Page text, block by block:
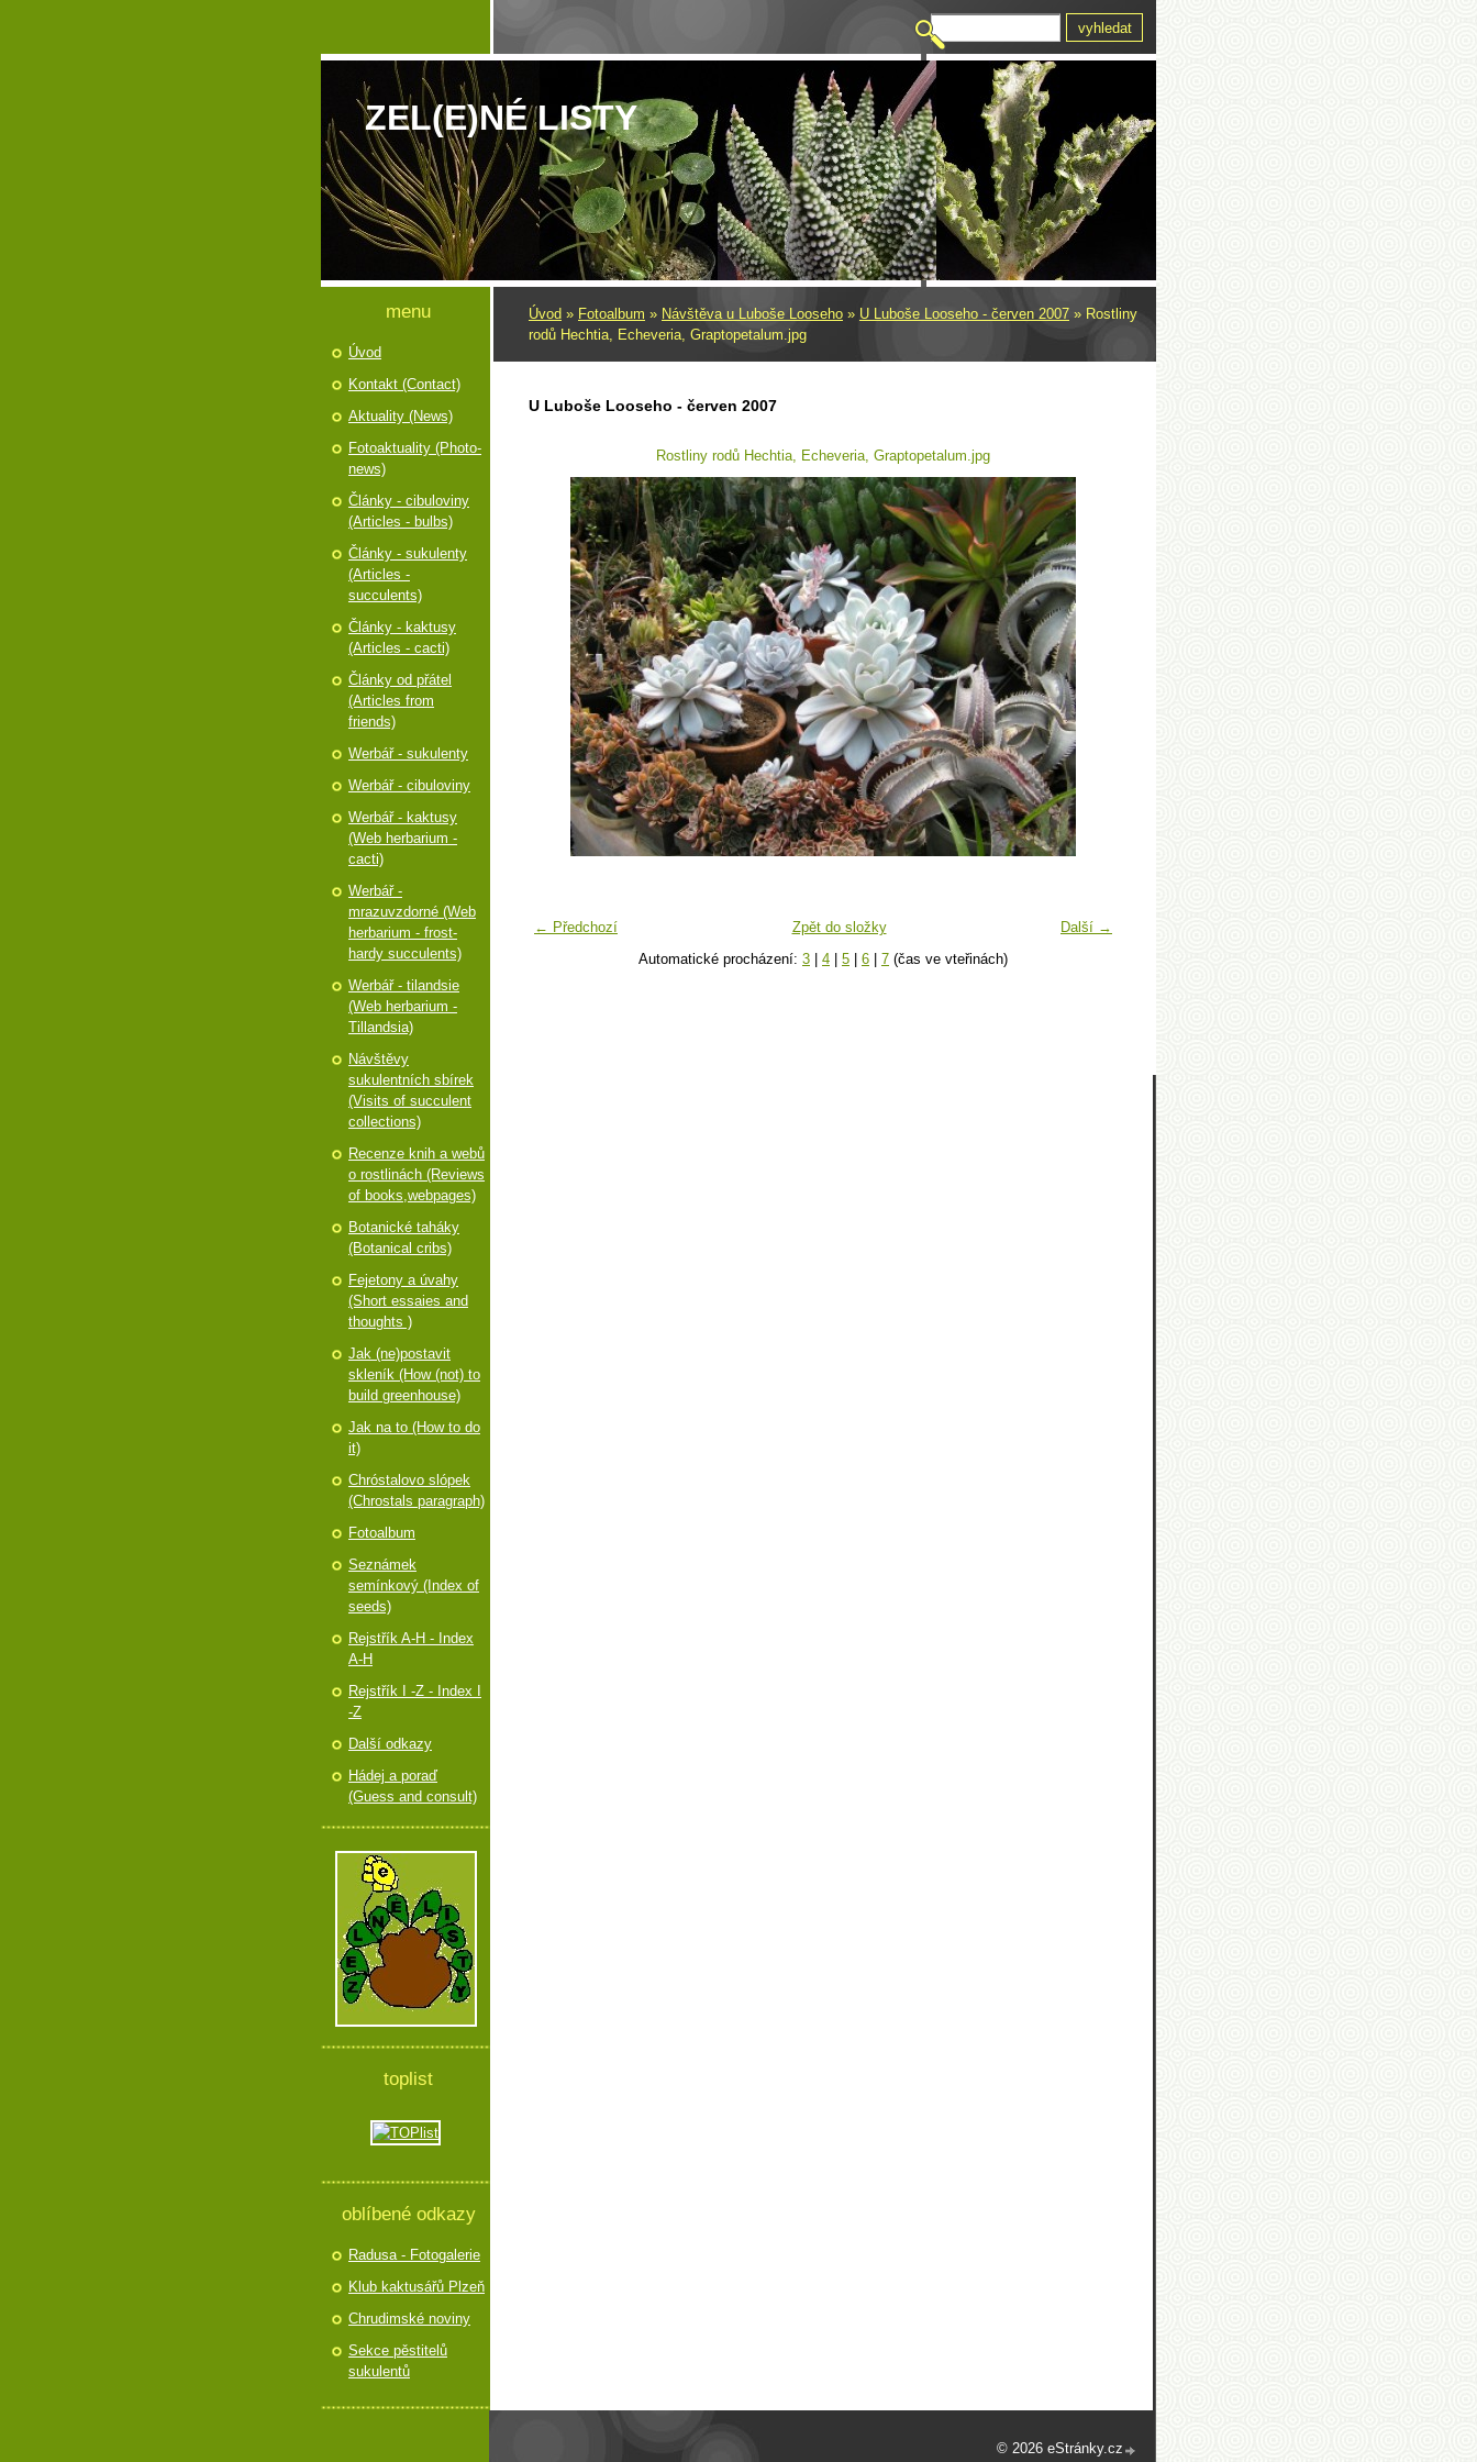
ZEL(E)NÉ LISTY
Úvod » Fotoalbum » Návštěva u Luboše Looseho » U Luboše Looseho - červen 2007 » Rostliny
rodů Hechtia, Echeveria, Graptopetalum.jpg
U Luboše Looseho - červen 2007
Rostliny rodů Hechtia, Echeveria, Graptopetalum.jpg
← Předchozí Další →
Zpět do složky
Automatické procházení: 3 4 5 6 7 (čas ve vteřinách)
menu
Úvod
Kontakt (Contact)
Aktuality (News)
Fotoaktuality (Photo-
news)
Články - cibuloviny
(Articles - bulbs)
Články - sukulenty
(Articles -
succulents)
Články - kaktusy
(Articles - cacti)
Články od přátel
(Articles from
friends)
Werbář - sukulenty
Werbář - cibuloviny
Werbář - kaktusy
(Web herbarium -
cacti)
Werbář -
mrazuvzdorné (Web
herbarium - frost-
hardy succulents)
Werbář - tilandsie
(Web herbarium -
Tillandsia)
Návštěvy
sukulentních sbírek
(Visits of succulent
collections)
Recenze knih a webů
o rostlinách (Reviews
of books,webpages)
Botanické taháky
(Botanical cribs)
Fejetony a úvahy
(Short essaies and
thoughts )
Jak (ne)postavit
skleník (How (not) to
build greenhouse)
Jak na to (How to do
it)
Chróstalovo slópek
(Chrostals paragraph)
Fotoalbum
Seznámek
semínkový (Index of
seeds)
Rejstřík A-H - Index
A-H
Rejstřík I -Z - Index I
-Z
Další odkazy
Hádej a poraď
(Guess and consult)
toplist
oblíbené odkazy
Radusa - Fotogalerie
Klub kaktusářů Plzeň
Chrudimské noviny
Sekce pěstitelů
sukulentů
© 2026 eStránky.cz